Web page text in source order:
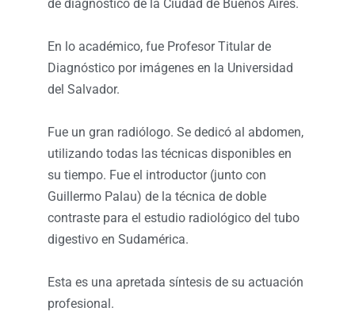
de diagnóstico de la Ciudad de Buenos Aires.
En lo académico, fue Profesor Titular de
Diagnóstico por imágenes en la Universidad
del Salvador.
Fue un gran radiólogo. Se dedicó al abdomen,
utilizando todas las técnicas disponibles en
su tiempo. Fue el introductor (junto con
Guillermo Palau) de la técnica de doble
contraste para el estudio radiológico del tubo
digestivo en Sudamérica.
Esta es una apretada síntesis de su actuación
profesional.